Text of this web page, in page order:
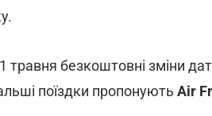
травня безкоштовні зміни
поїздки пропонують Air